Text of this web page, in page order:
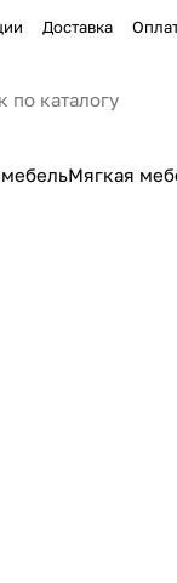
Доставка
Мягкая